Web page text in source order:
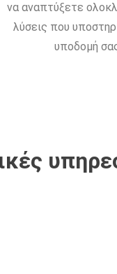
να αναπτύξετε
λύσεις που
υποδομή